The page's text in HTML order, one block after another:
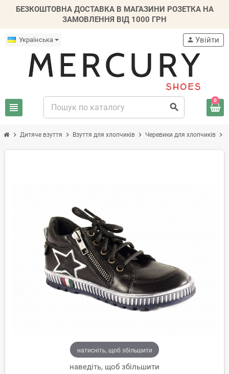
БЕЗКОШТОВНА ДОСТАВКА В МАГАЗИНИ РОЗЕТКА НА
ЗАМОВЛЕННЯ ВІД 1000 ГРН
Українська
view_headline search
person Увійти
0
chevron_right Дитяче взуття chevron_right Взуття для хлопчиків chevron_right Черевики для хлопчиків chevron_right
натисніть, щоб збільшити
наведіть, щоб збільшити